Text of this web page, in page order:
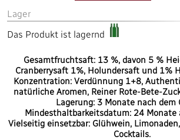
Lager
Das Produkt ist lagernd
Gesamtfruchtsaft: 13 %, davon 5 %
Cranberrysaft 1%, Holundersaft und 1%
Konzentration: Verdünnung 1+8,
natürliche Aromen, Reiner Rote-Bete-
Lagerung: 3 Monate nach dem
Mindesthaltbarkeitsdatum: 24 Monate
Vielseitig einsetzbar: Glühwein,
Cocktails.